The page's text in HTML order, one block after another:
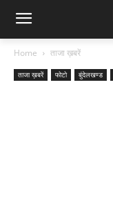
Home ताजा ख़बरें
ताजा ख़बरें फोटो बुंदेलखण्ड